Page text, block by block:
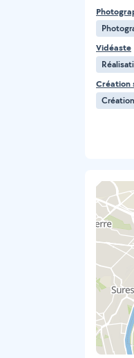
Vidéaste
Création